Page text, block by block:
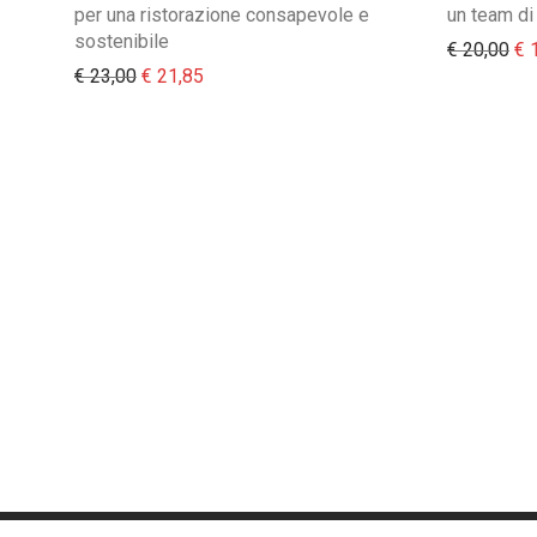
per una ristorazione consapevole e
sostenibile
€23,00 Il prezzo originale era: € 23,00.
€ 21,85
un team
€20,00 Il
€